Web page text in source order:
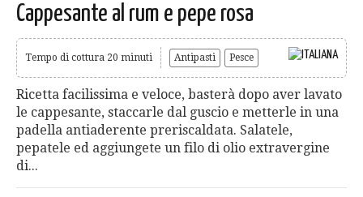
Cappesante al rum e pepe rosa
Tempo di cottura 20 minuti Antipasti Pesce
Ricetta facilissima e veloce, basterà dopo aver lavato
le cappesante, staccarle dal guscio e metterle in una
padella antiaderente preriscaldata. Salatele,
pepatele ed aggiungete un filo di olio extravergine
di...